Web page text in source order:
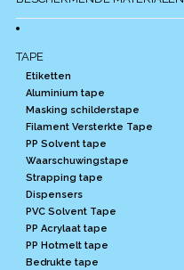
TAPE
Etiketten
Aluminium tape
Masking schilderstape
Filament Versterkte Tape
PP Solvent tape
Waarschuwingstape
Strapping tape
Dispensers
PVC Solvent Tape
PP Acrylaat tape
PP Hotmelt tape
Bedrukte tape